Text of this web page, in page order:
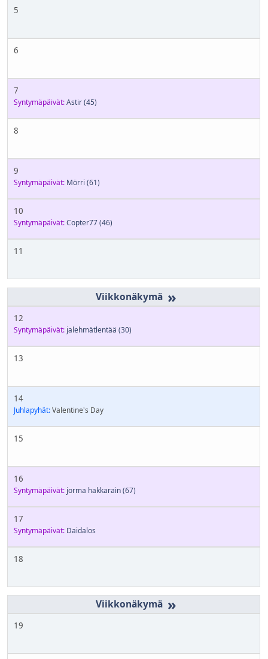
5
6
7
Syntymäpäivät:Astir(45)
8
9
Syntymäpäivät: Mörri (61)
10
Syntymäpäivät:Copter77(46)
11
»
12
Syntymäpäivät: jalehmätlentää (30)
13
14
Juhlapyhät:Valentine's Day
15
16
Syntymäpäivät: jorma hakkarain(67)
17
Syntymäpäivät: Daidalos
18
»
19